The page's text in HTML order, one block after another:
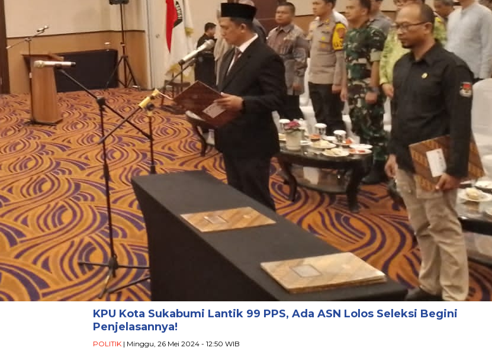
KPU Kota Sukabumi Lantik 99 PPS, Ada ASN Lolos Seleksi Begini
Penjelasannya!
POLITIK | Minggu, 26 Mei 2024 - 12:50 WIB